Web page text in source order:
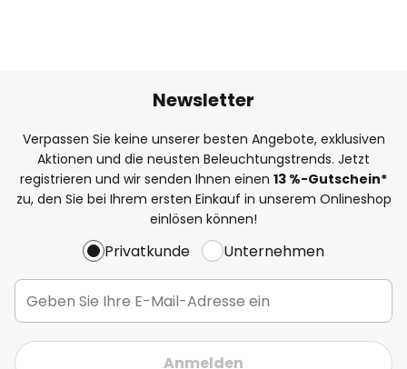
Newsletter
Verpassen Sie keine unserer besten Angebote, exklusiven
Aktionen und die neusten Beleuchtungstrends. Jetzt
registrieren und wir senden Ihnen einen 13 %-Gutschein*
zu, den Sie bei Ihrem ersten Einkauf in unserem Onlineshop
einlösen können!
Privatkunde Unternehmen
Anmelden